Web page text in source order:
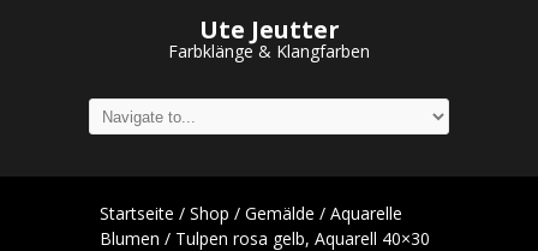
Ute Jeutter
Farbklänge & Klangfarben
Startseite / Shop / Gemälde / Aquarelle
Blumen / Tulpen rosa gelb, Aquarell 40×30